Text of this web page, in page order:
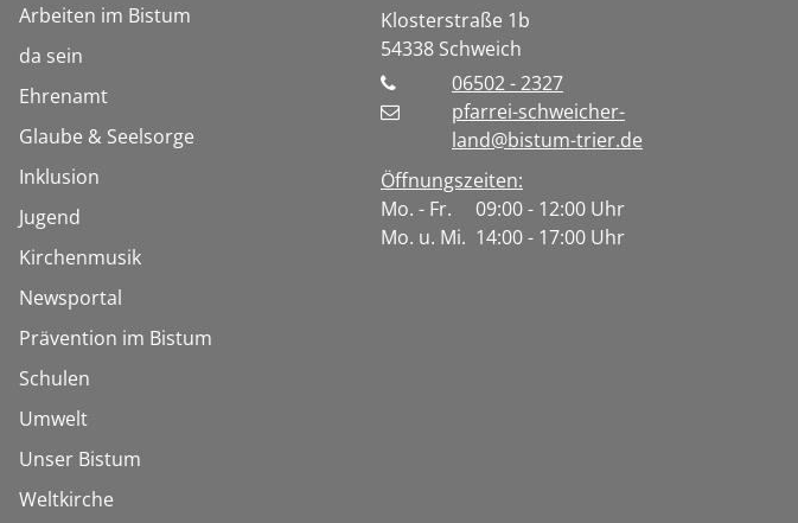
Arbeiten im Bistum
da sein
Ehrenamt
Glaube & Seelsorge
Inklusion
Jugend
Kirchenmusik
Newsportal
Prävention im Bistum
Schulen
Umwelt
Unser Bistum
Weltkirche
Klosterstraße 1b
54338 Schweich
06502 - 2327
pfarrei-schweicher-
land@bistum-trier.de
Öffnungszeiten:
Mo. - Fr. 09:00 - 12:00 Uhr
Mo. u. Mi. 14:00 - 17:00 Uhr